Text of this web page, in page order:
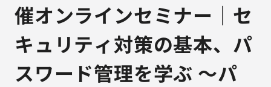
催オンラインセミナー｜セ
キュリティ対策の基本、パ
スワード管理を学ぶ ～パ